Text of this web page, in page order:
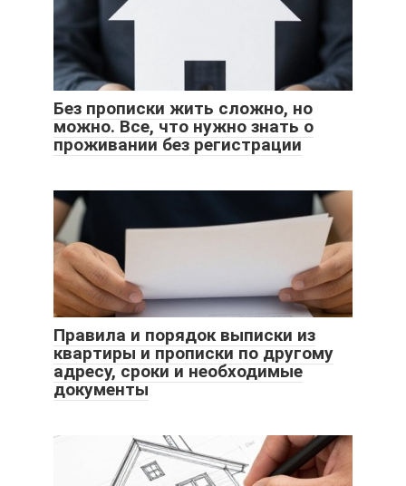
Без прописки жить сложно, но
можно. Все, что нужно знать о
проживании без регистрации
Правила и порядок выписки из
квартиры и прописки по другому
адресу, сроки и необходимые
документы